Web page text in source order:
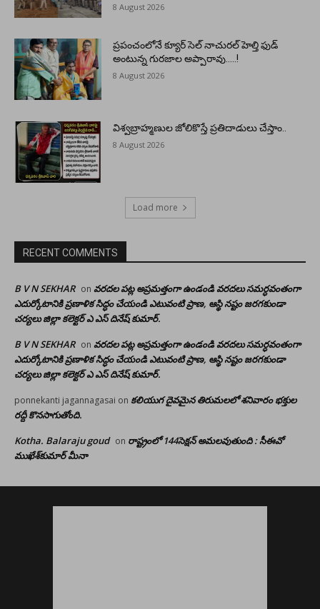
8 August 2026
ప్రపంచంలోనే క్యూర్ సెల్ నాచురల్ హెల్తి ఫుడ్
అంటున్న గురజాల అప్పారావు…..!
8 August 2026
విశ్వబ్రాహ్మణుల జోలికొస్తే ప్రతిదాడులు చేస్తాం..
8 August 2026
Load more
RECENT COMMENTS
B V N SEKHAR on వరదల పట్ల అప్రమత్తంగా ఉండండి వరదలు సమర్ధవంతంగా
ఎదుర్కోటానికి ప్రణాళిక సిద్ధం చేయండి ఎటువంటి ప్రాణ, ఆస్థి నష్టం జరగకుండా
చర్యలు జిల్లా కలెక్టర్ ఎ ఎస్ దినేష్ కుమార్.
B V N SEKHAR on వరదల పట్ల అప్రమత్తంగా ఉండండి వరదలు సమర్ధవంతంగా
ఎదుర్కోటానికి ప్రణాళిక సిద్ధం చేయండి ఎటువంటి ప్రాణ, ఆస్థి నష్టం జరగకుండా
చర్యలు జిల్లా కలెక్టర్ ఎ ఎస్ దినేష్ కుమార్.
ponnekanti jagannagasai on కలియుగ దైవమైన తిరుమలలో శనివారం భక్తుల
రద్దీ కొనసాగుతోంది.
Kotha. Balaraju goud on రాష్ట్రంలో 144సెక్షన్ అమలవుతుంది : సీఈవో
ముఖేశ్‌కుమార్‌ మీనా